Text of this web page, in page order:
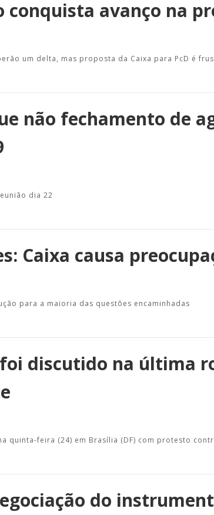
conquista avanço na
um delta, mas proposta da Caixa para PcD é
não fechamento de
dia 22
Caixa causa
para a maioria das questões encaminhadas
discutido na última
quinta-feira (24) em Brasília (DF) com protesto
do